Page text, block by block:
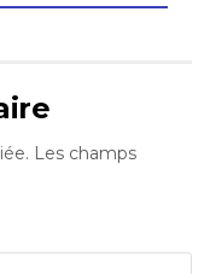
Les champs